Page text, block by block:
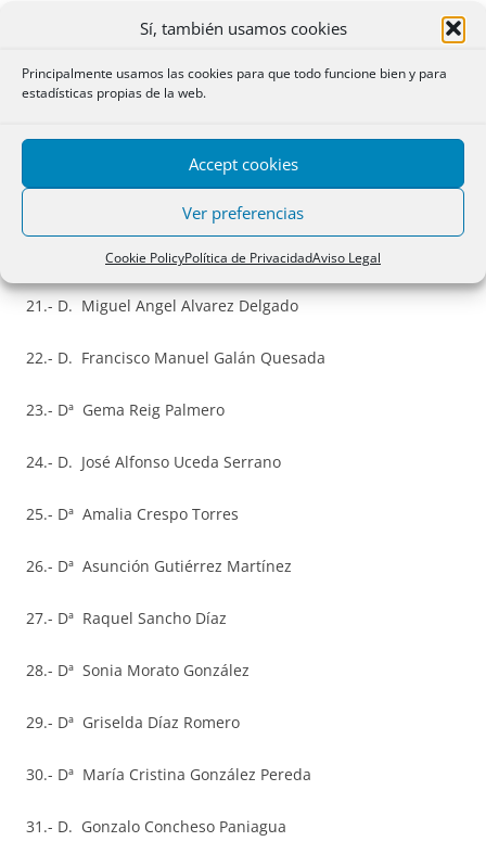
Sí, también usamos cookies
Principalmente usamos las cookies para que todo funcione bien y para
estadísticas propias de la web.
Accept cookies
Ver preferencias
Cookie PolicyPolítica de PrivacidadAviso Legal
17.- D. Segundo Miguel Pascual Soler
20.- Dª Sara Gómez López
21.- D. Miguel Angel Alvarez Delgado
22.- D. Francisco Manuel Galán Quesada
23.- Dª Gema Reig Palmero
24.- D. José Alfonso Uceda Serrano
25.- Dª Amalia Crespo Torres
26.- Dª Asunción Gutiérrez Martínez
27.- Dª Raquel Sancho Díaz
28.- Dª Sonia Morato González
29.- Dª Griselda Díaz Romero
30.- Dª María Cristina González Pereda
31.- D. Gonzalo Concheso Paniagua